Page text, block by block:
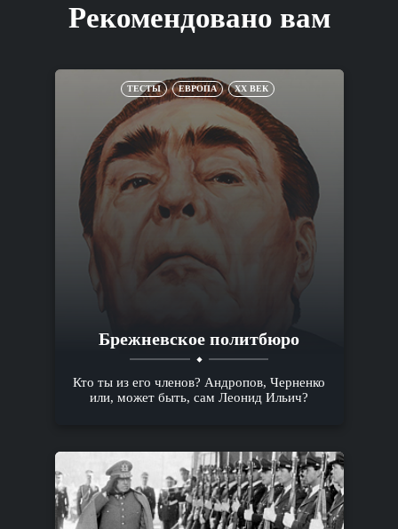
Рекомендовано вам
ТЕСТЫ ЕВРОПА XX ВЕК
Брежневское политбюро
Кто ты из его членов? Андропов, Черненко
или, может быть, сам Леонид Ильич?